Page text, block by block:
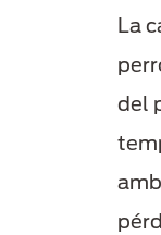
La
del